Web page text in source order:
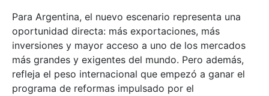
Para Argentina, el nuevo escenario representa una
oportunidad directa: más exportaciones, más
inversiones y mayor acceso a uno de los mercados
más grandes y exigentes del mundo. Pero además,
refleja el peso internacional que empezó a ganar el
programa de reformas impulsado por el